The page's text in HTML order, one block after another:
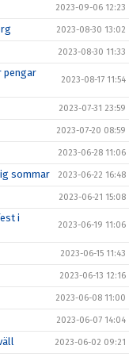
2023-09-06 12:23
2023-08-30 13:02
2023-08-30 11:33
pengar
2023-08-17 11:54
2023-07-31 23:59
2023-07-20 08:59
2023-06-28 11:06
sommar 2023-06-22 16:48
2023-06-21 15:08
i
2023-06-19 11:06
2023-06-15 11:43
2023-06-13 12:16
2023-06-08 11:00
2023-06-07 14:04
2023-06-02 09:21